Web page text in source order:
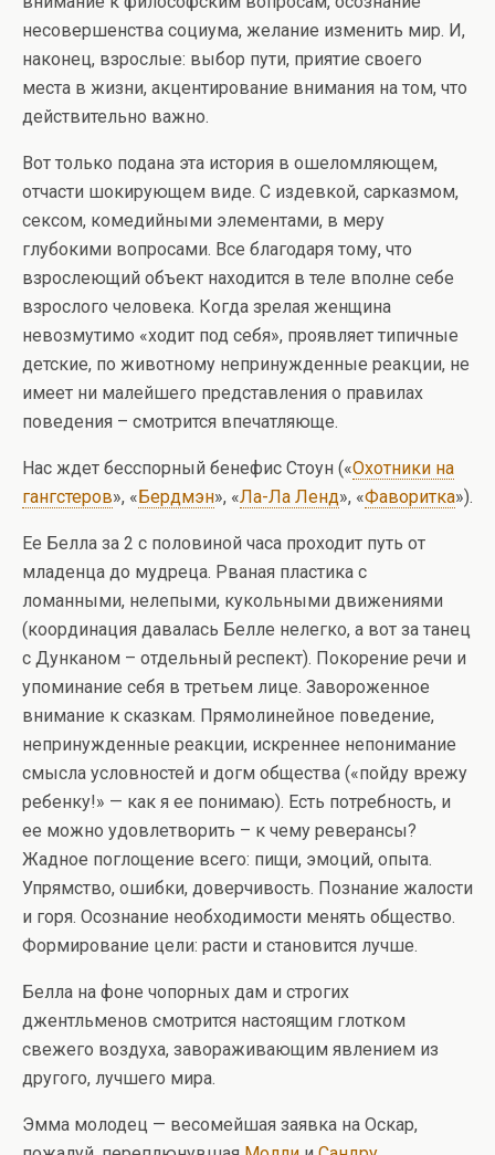
несовершенства социума, желание изменить мир. И,
наконец, взрослые: выбор пути, приятие своего
места в жизни, акцентирование внимания на том, что
действительно важно.
Вот только подана эта история в ошеломляющем,
отчасти шокирующем виде. С издевкой, сарказмом,
сексом, комедийными элементами, в меру
глубокими вопросами. Все благодаря тому, что
взрослеющий объект находится в теле вполне себе
взрослого человека. Когда зрелая женщина
невозмутимо «ходит под себя», проявляет типичные
детские, по животному непринужденные реакции, не
имеет ни малейшего представления о правилах
поведения – смотрится впечатляюще.
Нас ждет бесспорный бенефис Стоун («Охотники на
гангстеров», « Бердмэн», «Ла-Ла Ленд», «Фаворитка»).
Ее Белла за 2 с половиной часа проходит путь от
младенца до мудреца. Рваная пластика с
ломанными, нелепыми, кукольными движениями
(координация давалась Белле нелегко, а вот за танец
с Дунканом – отдельный респект). Покорение речи и
упоминание себя в третьем лице. Завороженное
внимание к сказкам. Прямолинейное поведение,
непринужденные реакции, искреннее непонимание
смысла условностей и догм общества («пойду врежу
ребенку!» — как я ее понимаю). Есть потребность, и
ее можно удовлетворить – к чему реверансы?
Жадное поглощение всего: пищи, эмоций, опыта.
Упрямство, ошибки, доверчивость. Познание жалости
и горя. Осознание необходимости менять общество.
Формирование цели: расти и становится лучше.
Белла на фоне чопорных дам и строгих
джентльменов смотрится настоящим глотком
свежего воздуха, завораживающим явлением из
другого, лучшего мира.
Эмма молодец — весомейшая заявка на Оскар,